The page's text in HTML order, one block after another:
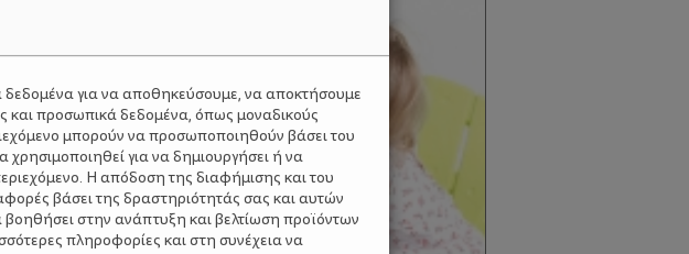
δεδομένα για να αποθηκεύσουμε, να αποκτήσουμε
προσωπικά δεδομένα, όπως μοναδικούς
μπορούν να προσωποποιηθούν βάσει του
για να δημιουργήσει ή να
Η απόδοση της διαφήμισης και του
βάσει της δραστηριότητάς σας και αυτών
στην ανάπτυξη και βελτίωση προϊόντων
πληροφορίες και στη συνέχεια να